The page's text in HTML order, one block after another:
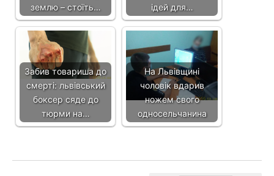
землю – стоїть…
ідей для…
Забив товариша до
смерті: львівський
боксер сяде до
тюрми на…
На Львівщині
чоловік вдарив
ножем свого
односельчанина